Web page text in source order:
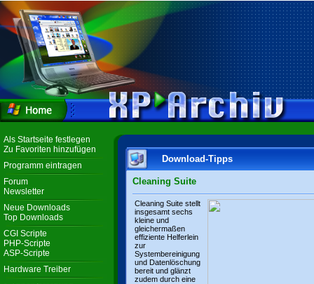
Als Startseite festlegen
Zu Favoriten hinzufügen
Programm eintragen
Forum
Newsletter
Neue Downloads
Top Downloads
CGI Scripte
PHP-Scripte
ASP-Scripte
Hardware Treiber
Download-Tipps
Cleaning Suite
Cleaning Suite stellt
insgesamt sechs
kleine und
gleichermaßen
effiziente Helferlein
zur
Systembereinigung
und Datenlöschung
bereit und glänzt
zudem durch eine